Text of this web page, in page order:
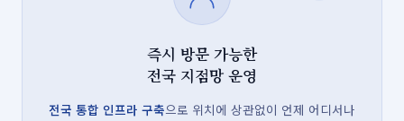
즉시 방문 가능한
전국 지점망 운영
전국 통합 인프라 구축으로 위치에 상관없이 언제 어디서나